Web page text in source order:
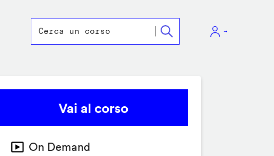
Vai al corso
On Demand